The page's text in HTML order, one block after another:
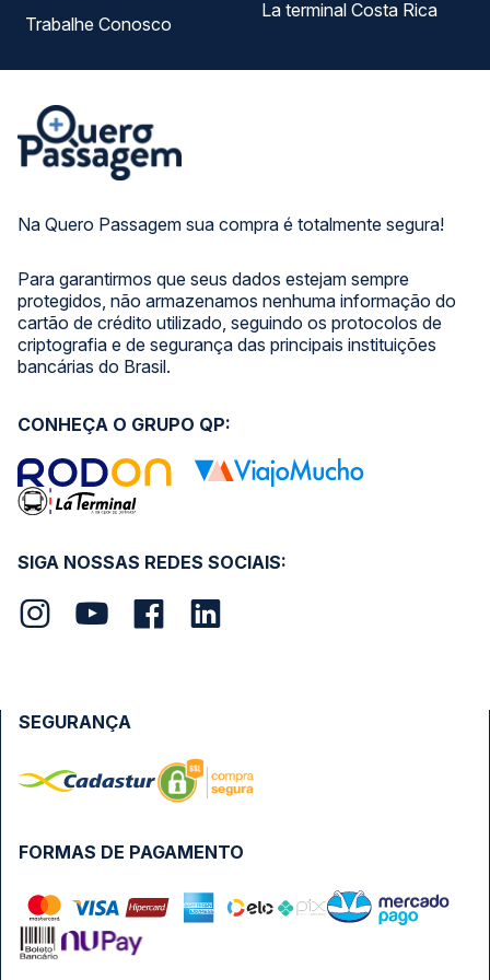
Na Quero Passagem sua compra é totalmente segura!
Para garantirmos que seus dados estejam sempre
protegidos, não armazenamos nenhuma informação do
cartão de crédito utilizado, seguindo os protocolos de
criptografia e de segurança das principais instituições
bancárias do Brasil.
Trabalhe Conosco
La terminal Costa Rica
SIGA NOSSAS REDES SOCIAIS:
CONHEÇA O GRUPO QP:
FORMAS DE PAGAMENTO
SEGURANÇA